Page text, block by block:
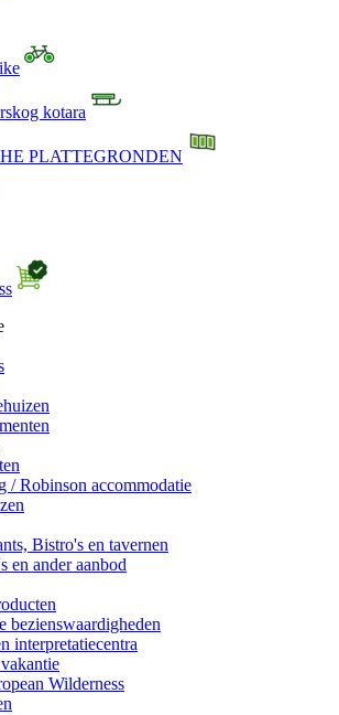
kotara
PLATTEGRONDEN
/ Robinson accommodatie
Bistro's en tavernen
en ander aanbod
bezienswaardigheden
interpretatiecentra
Wilderness